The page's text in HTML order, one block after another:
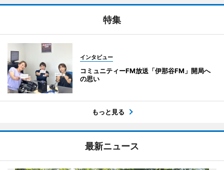
特集
インタビュー
コミュニティーFM放送「伊那谷FM」開局へ
の思い
もっと見る
最新ニュース